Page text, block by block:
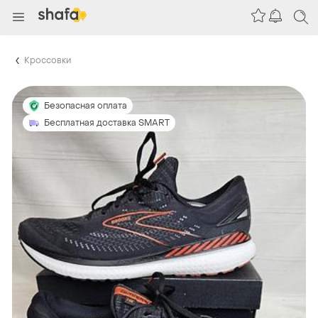
Кроссовки
Безопасная оплата
Бесплатная доставка SMART